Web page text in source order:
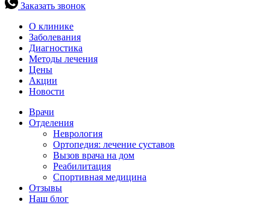
Заказать звонок
О клинике
Заболевания
Диагностика
Методы лечения
Цены
Акции
Новости
Врачи
Отделения
Неврология
Ортопедия: лечение суставов
Вызов врача на дом
Реабилитация
Спортивная медицина
Отзывы
Наш блог